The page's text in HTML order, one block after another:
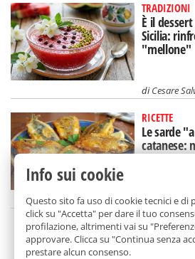
TRADIZIONI
È il
Sicilia:
"mellone"
diCesare
RICETTE
Le sarde
catanese:
un
diRedazione
SCELTO DA
Info sui cookie
Questo sito fa uso di cookie tecnici e di
click su "Accetta" per dare il tuo
profilazione, altrimenti vai su
approvare. Clicca su "Continua senza
prestare alcun consenso.